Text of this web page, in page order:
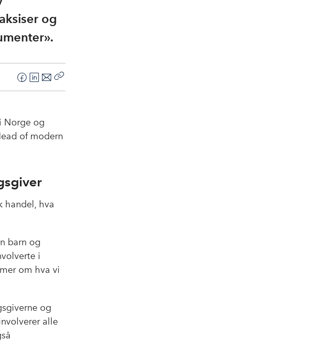
og
F
e
b
L
k
e
E
o
Norge og
of modern
handel, hva
barn og
i
om hva vi
og
alle